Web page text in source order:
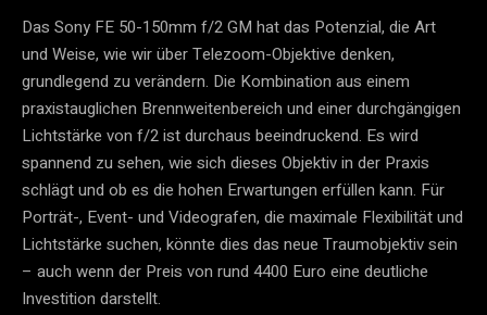
Das Sony FE 50-150mm f/2 GM hat das Potenzial, die Art
und Weise, wie wir über Telezoom-Objektive denken,
grundlegend zu verändern. Die Kombination aus einem
praxistauglichen Brennweitenbereich und einer durchgängigen
Lichtstärke von f/2 ist durchaus beeindruckend. Es wird
spannend zu sehen, wie sich dieses Objektiv in der Praxis
schlägt und ob es die hohen Erwartungen erfüllen kann. Für
Porträt-, Event- und Videografen, die maximale Flexibilität und
Lichtstärke suchen, könnte dies das neue Traumobjektiv sein
– auch wenn der Preis von rund 4400 Euro eine deutliche
Investition darstellt.